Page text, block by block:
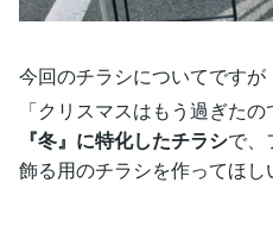
今回のチラシについてですが
「クリスマスはもう過ぎたの
『冬』に特化したチラシで、
飾る用のチラシを作ってほし